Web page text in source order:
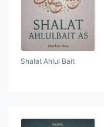
Shalat Ahlul Bait